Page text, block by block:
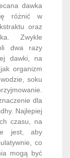
dawka
różnić w
oraz
Zwykle
dwa razy
dawki, na
organizm
soku
dla
Najlepiej
czasu, na
jest, aby
co
mogą być